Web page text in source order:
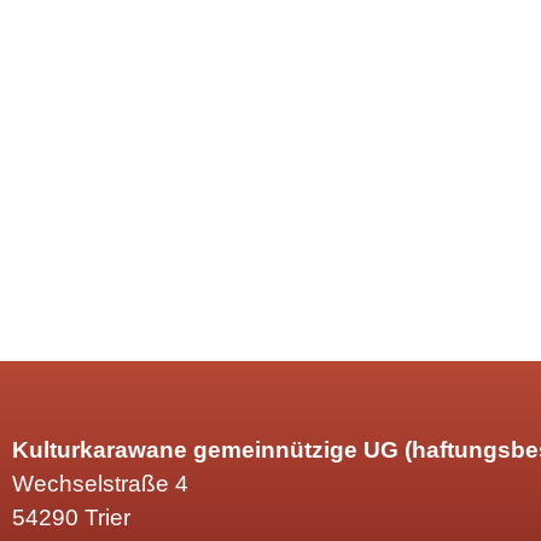
Kulturkarawane gemeinnützige UG
Wechselstraße 4
54290 Trier